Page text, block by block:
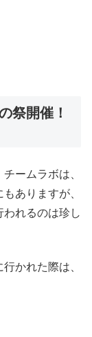
祭開催！
ームラボは、
ありますが、
れるのは珍し
かれた際は、